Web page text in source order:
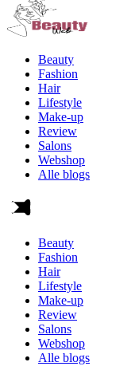
Beauty
Fashion
Hair
Lifestyle
Make-up
Review
Salons
Webshop
Alle blogs
Beauty
Fashion
Hair
Lifestyle
Make-up
Review
Salons
Webshop
Alle blogs